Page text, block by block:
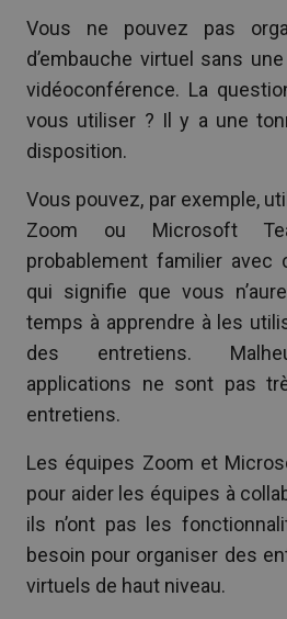
Vous ne pouvez pas
d’embauche virtuel sans
vidéoconférence. La
vous utiliser ? Il y a une
disposition.
Vous pouvez, par exemple,
Zoom ou Microsoft
probablement familier avec
qui signifie que vous
temps à apprendre à les
des entretiens.
applications ne sont pas
entretiens.
Les équipes Zoom et
pour aider les équipes à
ils n’ont pas les
besoin pour organiser des
virtuels de haut niveau.